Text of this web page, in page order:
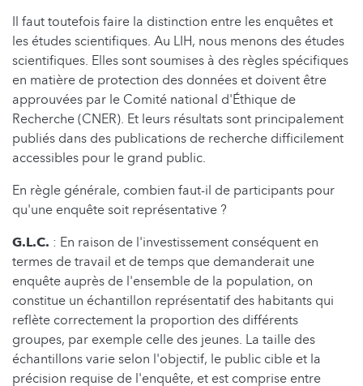
Il faut toutefois faire la distinction entre les enquêtes et
les études scientifiques. Au LIH, nous menons des études
scientifiques. Elles sont soumises à des règles spécifiques
en matière de protection des données et doivent être
approuvées par le Comité national d'Éthique de
Recherche (CNER). Et leurs résultats sont principalement
publiés dans des publications de recherche difficilement
accessibles pour le grand public.
En règle générale, combien faut-il de participants pour
qu'une enquête soit représentative ?
G.L.C. : En raison de l'investissement conséquent en
termes de travail et de temps que demanderait une
enquête auprès de l'ensemble de la population, on
constitue un échantillon représentatif des habitants qui
reflète correctement la proportion des différents
groupes, par exemple celle des jeunes. La taille des
échantillons varie selon l'objectif, le public cible et la
précision requise de l'enquête, et est comprise entre